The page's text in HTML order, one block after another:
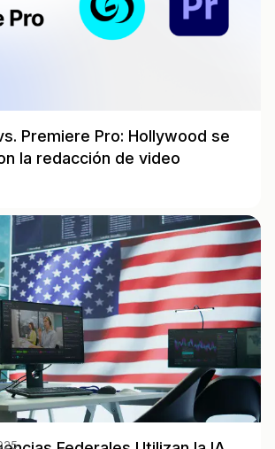
Premiere Pro: Hollywood se
la redacción de video